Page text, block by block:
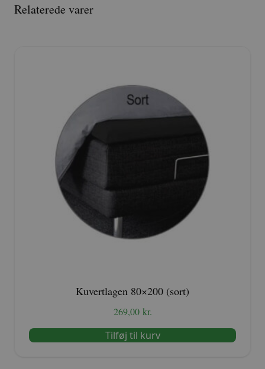
Relaterede varer
Kuvertlagen 80×200 (sort)
269,00 kr.
Tilføj til kurv